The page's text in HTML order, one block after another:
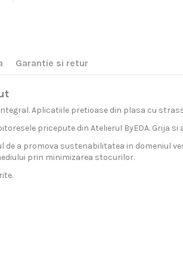
Garantie si retur
Aplicatiile pretioase din plasa cu
pricepute din Atelierul ByEDA.
de a promova sustenabilitatea in
prin minimizarea stocurilor.
motiv pentru care suntem foarte exigenti